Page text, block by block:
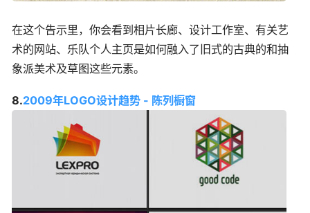
在这个告示里，你会看到相片长廊、设计工作室、有关艺
术的网站、乐队个人主页是如何融入了旧式的古典的和抽
象派美术及草图这些元素。
8.2009年LOGO设计趋势 - 陈列橱窗